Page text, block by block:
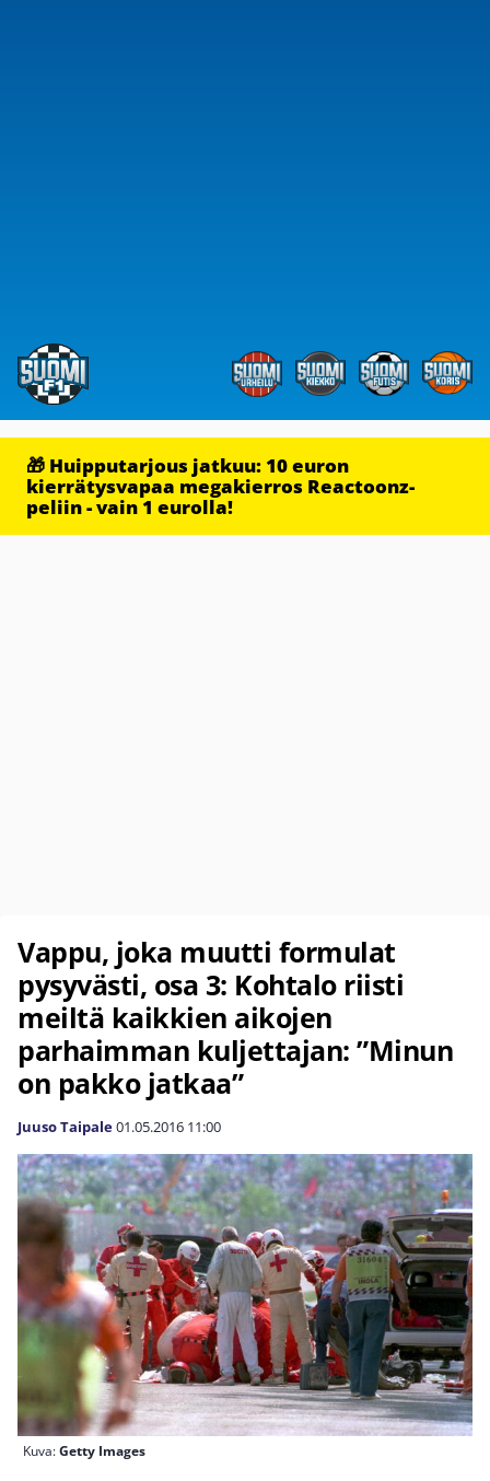
🎁 Huipputarjous jatkuu: 10 euron
kierrätysvapaa megakierros Reactoonz-
peliin - vain 1 eurolla!
Vappu, joka muutti formulat
pysyvästi, osa 3: Kohtalo riisti
meiltä kaikkien aikojen
parhaimman kuljettajan: ”Minun
on pakko jatkaa”
Juuso Taipale01.05.2016 11:00
Kuva:Getty Images